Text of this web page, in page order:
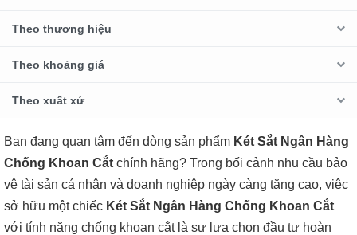
Theo thương hiệu
Theo khoảng giá
Theo xuất xứ
Bạn đang quan tâm đến dòng sản phẩm Két Sắt Ngân Hàng
Chống Khoan Cắt chính hãng? Trong bối cảnh nhu cầu bảo
vệ tài sản cá nhân và doanh nghiệp ngày càng tăng cao, việc
sở hữu một chiếc Két Sắt Ngân Hàng Chống Khoan Cắt
với tính năng chống khoan cắt là sự lựa chọn đầu tư hoàn